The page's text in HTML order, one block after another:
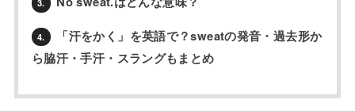
3.
4.
「汗をかく」を英語で？sweatの発音・過去形か
ら脇汗・手汗・スラングもまとめ